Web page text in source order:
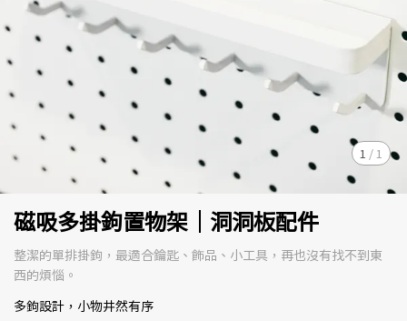
1 / 1
磁吸多掛鉤置物架｜洞洞板配件
整潔的單排掛鉤，最適合鑰匙、飾品、小工具，再也沒有找不到東
西的煩惱。
多鉤設計，小物井然有序